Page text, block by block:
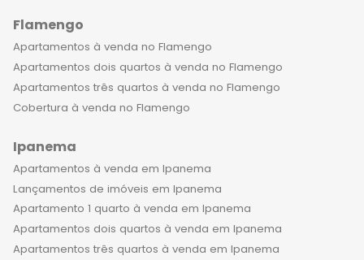
Flamengo
Apartamentos à venda no Flamengo
Apartamentos dois quartos à venda no Flamengo
Apartamentos três quartos à venda no Flamengo
Cobertura à venda no Flamengo
Ipanema
Apartamentos à venda em Ipanema
Lançamentos de imóveis em Ipanema
Apartamento 1 quarto à venda em Ipanema
Apartamentos dois quartos à venda em Ipanema
Apartamentos três quartos à venda em Ipanema